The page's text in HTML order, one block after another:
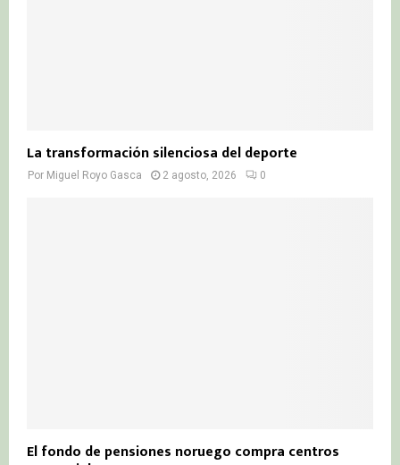
La transformación silenciosa del deporte
Por Miguel Royo Gasca 2 agosto, 2026 0
El fondo de pensiones noruego compra centros